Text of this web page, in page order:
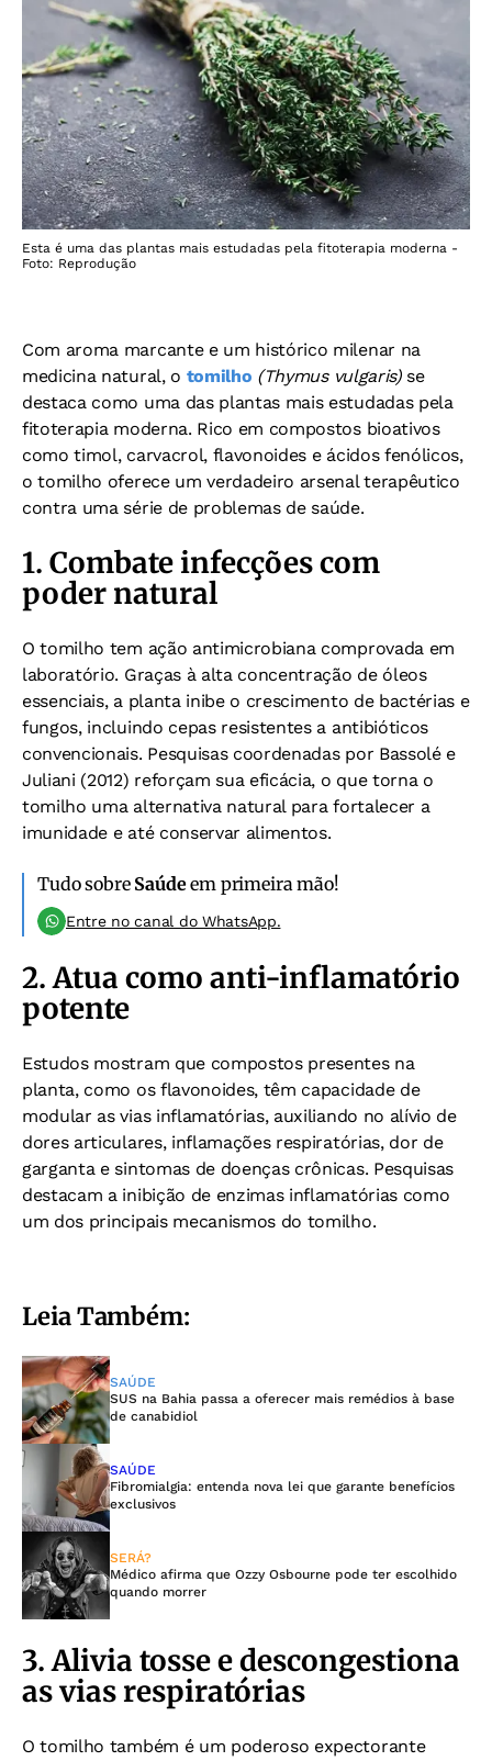
Esta é uma das plantas mais estudadas pela fitoterapia moderna -
Foto: Reprodução
Com aroma marcante e um histórico milenar na
medicina natural, o tomilho (Thymus vulgaris)se
destaca como uma das plantas mais estudadas pela
fitoterapia moderna. Rico em compostos bioativos
como timol, carvacrol, flavonoides e ácidos fenólicos,
o tomilho oferece um verdadeiro arsenal terapêutico
contra uma série de problemas de saúde.
1. Combate infecções com
poder natural
O tomilho tem ação antimicrobiana comprovada em
laboratório. Graças à alta concentração de óleos
essenciais, a planta inibe o crescimento de bactérias e
fungos, incluindo cepas resistentes a antibióticos
convencionais. Pesquisas coordenadas por Bassolé e
Juliani (2012) reforçam sua eficácia, o que torna o
tomilho uma alternativa natural para fortalecer a
imunidade e até conservar alimentos.
Tudo sobre Saúdeem primeira mão!
Entre no canal do WhatsApp.
2. Atua como anti-inflamatório
potente
Estudos mostram que compostos presentes na
planta, como os flavonoides, têm capacidade de
modular as vias inflamatórias, auxiliando no alívio de
dores articulares, inflamações respiratórias, dor de
garganta e sintomas de doenças crônicas. Pesquisas
destacam a inibição de enzimas inflamatórias como
um dos principais mecanismos do tomilho.
Leia Também:
SAÚDE
SUS na Bahia passa a oferecer mais remédios à base
de canabidiol
SAÚDE
Fibromialgia: entenda nova lei que garante benefícios
exclusivos
SERÁ?
Médico afirma que Ozzy Osbourne pode ter escolhido
quando morrer
3. Alivia tosse e descongestiona
as vias respiratórias
O tomilho também é um poderoso expectorante